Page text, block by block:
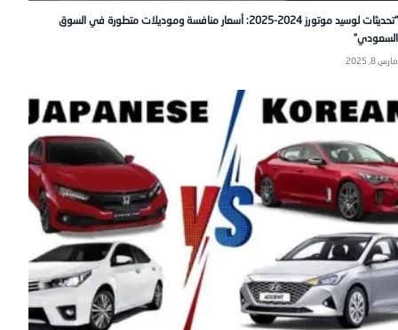
“تحديثات لوسيد موتورز 2024-2025: أسعار منافسة وموديلات متطورة في السوق
السعودي”
مارس 8, 2025